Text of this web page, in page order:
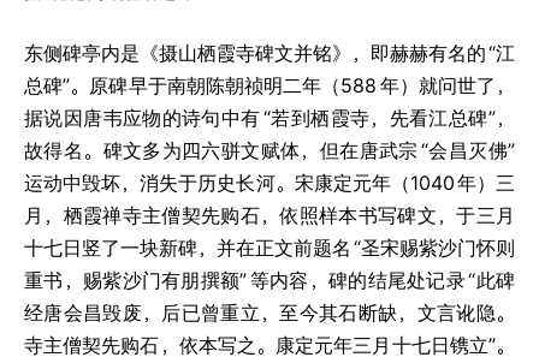
东侧碑亭内是《摄山栖霞寺碑文并铭》，即赫赫有名的“江
总碑”。原碑早于南朝陈朝祯明二年（588 年）就问世了，
据说因唐韦应物的诗句中有“若到栖霞寺，先看江总碑”，
故得名。碑文多为四六骈文赋体，但在唐武宗“会昌灭佛”
运动中毁坏，消失于历史长河。宋康定元年（1040年）三
月，栖霞禅寺主僧契先购石，依照样本书写碑文，于三月
十七日竖了一块新碑，并在正文前题名 “圣宋赐紫沙门怀则
重书，赐紫沙门有朋撰额”等内容，碑的结尾处记录“此碑
经唐会昌毁废，后已曾重立，至今其石断缺，文言讹隐。
寺主僧契先购石，依本写之。康定元年三月十七日镌立”。